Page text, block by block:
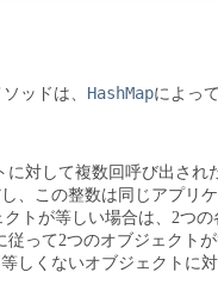
ッドは、 HashMapによっ
対して複数回呼び出さ
、この整数は同じアプリ
トが等しい場合は、2つ
従って2つのオブジェクト
しくないオブジェクトに